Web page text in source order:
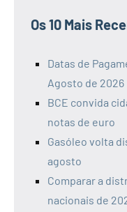
Os 10 Mais
Datas de
Agosto de 2026
BCE convida
notas de euro
Gasóleo volta
agosto
Comparar a
nacionais de